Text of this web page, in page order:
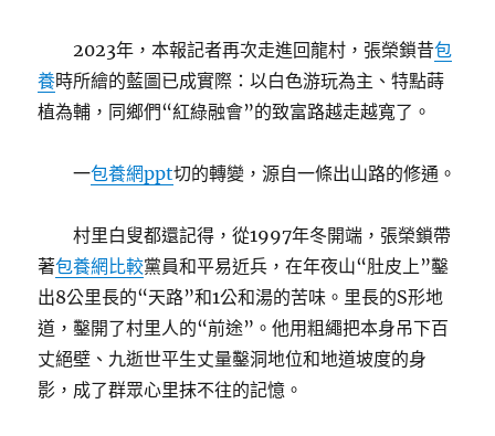
2023年，本報記者再次走進回龍村，張榮鎖昔包
養時所繪的藍圖已成實際：以白色游玩為主、特點蒔
植為輔，同鄉們“紅綠融會”的致富路越走越寬了。
一包養網ppt切的轉變，源自一條出山路的修通。
村里白叟都還記得，從1997年冬開端，張榮鎖帶
著包養網比較黨員和平易近兵，在年夜山“肚皮上”鑿
出8公里長的“天路”和1公和湯的苦味。里長的S形地
道，鑿開了村里人的“前途”。他用粗繩把本身吊下百
丈絕壁、九逝世平生丈量鑿洞地位和地道坡度的身
影，成了群眾心里抹不往的記憶。